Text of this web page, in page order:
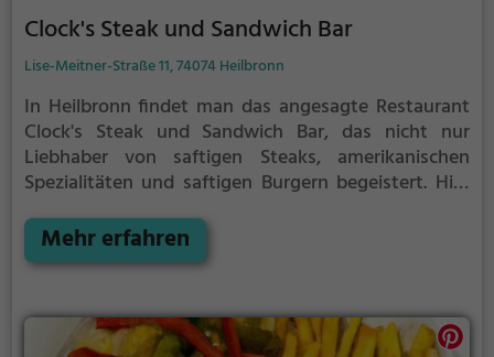
Clock's Steak und Sandwich Bar
Lise-Meitner-Straße 11, 74074 Heilbronn
In Heilbronn findet man das angesagte Restaurant
Clock's Steak und Sandwich Bar, das nicht nur
Liebhaber von saftigen Steaks, amerikanischen
Spezialitäten und saftigen Burgern begeistert. Hier
Sandwiches, vegetarische Gerichte und Biogerichte
genießen. Das vielfältige Angebot an Cocktails und
Tauche ein in die einladende Atmosphäre und
genieße die vielfältigen Speisen und Getränke. Ob
Mehr erfahren